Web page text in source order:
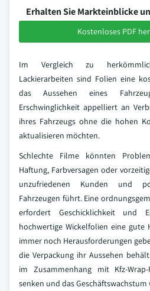
Erhalten Sie Markteinblicke
Kostenloses PDF
Im Vergleich zu
Lackierarbeiten sind Folien eine
das Aussehen eines
Erschwinglichkeit appelliert an
ihres Fahrzeugs ohne die hohen
aktualisieren möchten.
Schlechte Filme könnten
Haftung, Farbversagen oder
unzufriedenen Kunden und
Fahrzeugen führt. Eine
erfordert Geschicklichkeit und
hochwertige Wickelfolien eine
immer noch Herausforderungen
die Verpackung ihr Aussehen
im Zusammenhang mit Kfz-
senken und das